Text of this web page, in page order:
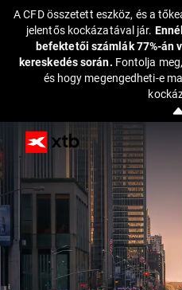
A CFD összetett eszköz, és a
jelentős kockázatával jár.
befektetői számlák 77%-án
kereskedés során. Fontolja
és hogy megengedheti-e